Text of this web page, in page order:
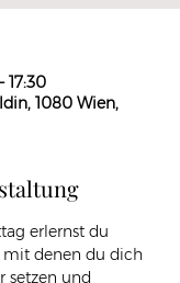
17:30
1080 Wien,
erlernst du
mit denen du dich
setzen und